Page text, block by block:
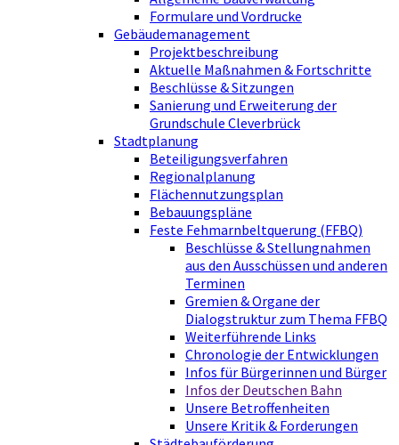
Formulare und Vordrucke
Gebäudemanagement
Projektbeschreibung
Aktuelle Maßnahmen & Fortschritte
Beschlüsse & Sitzungen
Sanierung und Erweiterung der
Grundschule Cleverbrück
Stadtplanung
Beteiligungsverfahren
Regionalplanung
Flächennutzungsplan
Bebauungspläne
Feste Fehmarnbeltquerung (FFBQ)
Beschlüsse & Stellungnahmen
aus den Ausschüssen und anderen
Terminen
Gremien & Organe der
Dialogstruktur zum Thema FFBQ
Weiterführende Links
Chronologie der Entwicklungen
Infos für Bürgerinnen und Bürger
Infos der Deutschen Bahn
Unsere Betroffenheiten
Unsere Kritik & Forderungen